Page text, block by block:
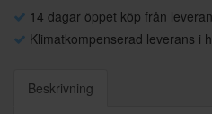
14 dagar öppet köp från
Klimatkompenserad leverans i
Beskrivning